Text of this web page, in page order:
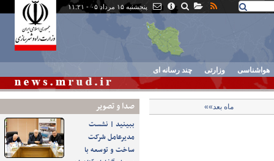
پنجشنبه ۱۵ مرداد ۰۵ - ۱۱:۲۱
هواشناسی وزارتی چند رسانه ای
صدا و تصوير
ببینید | نشست
مدیرعامل شرکت
ساخت و توسعه با
ماه بعد»»